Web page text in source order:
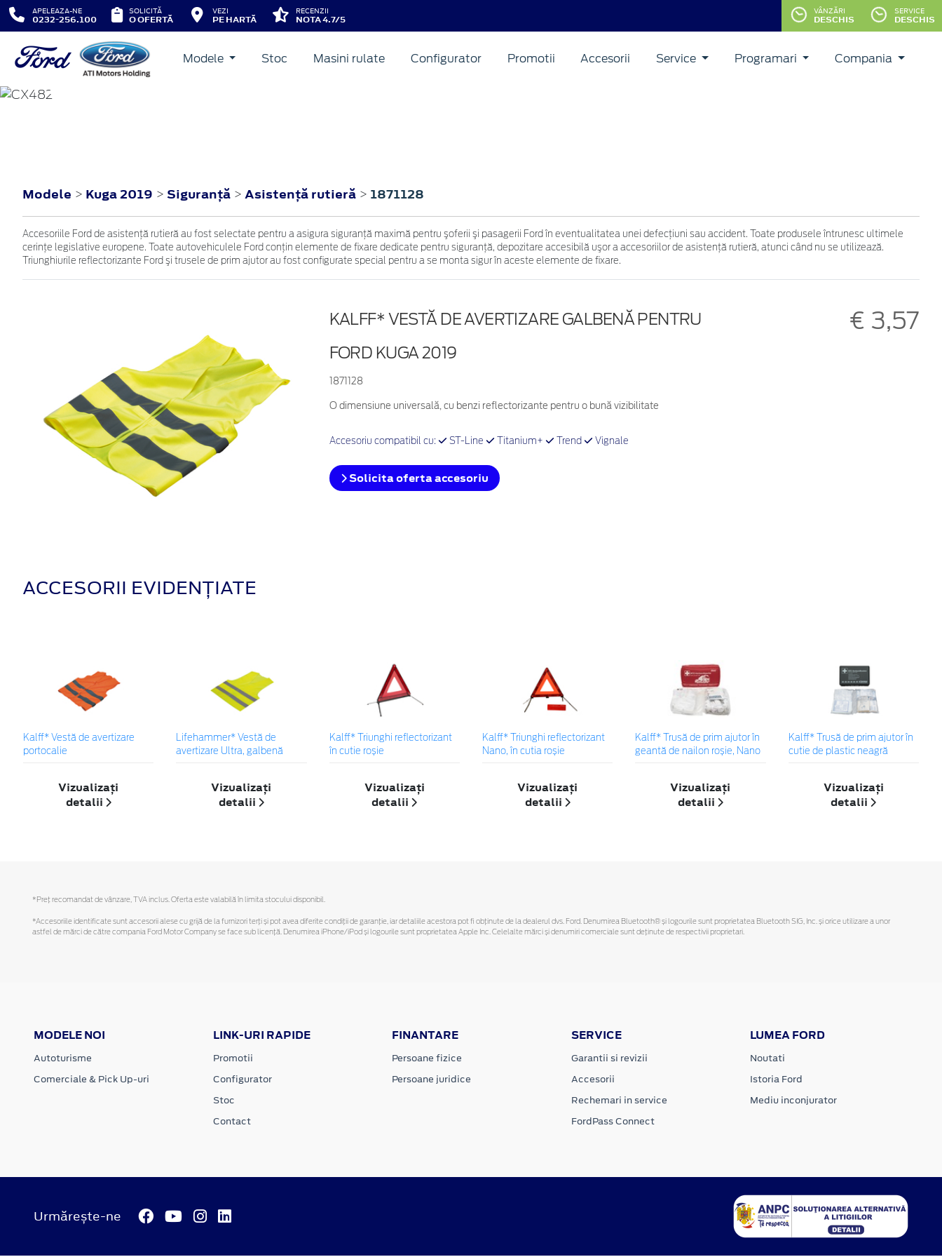
APELEAZA-NE
0232-256.100
SOLICITĂ
O OFERTĂ
VEZI
PE HARTĂ
RECENZII
NOTA 4.7/5
VÂNZĂRI
DESCHIS
SERVICE
DESCHIS
Modele Stoc Masini rulate Configurator Promotii Accesorii Service Programari Compania
KUGA
Modele > Kuga 2019 > Siguranţă > Asistenţă rutieră > 1871128
Accesoriile Ford de asistenţă rutieră au fost selectate pentru a asigura siguranţă maximă pentru şoferii şi pasagerii Ford în eventualitatea unei defecţiuni sau accident. Toate produsele întrunesc ultimele
cerinţe legislative europene. Toate autovehiculele Ford conţin elemente de fixare dedicate pentru siguranţă, depozitare accesibilă uşor a accesoriilor de asistenţă rutieră, atunci când nu se utilizează.
Triunghiurile reflectorizante Ford şi trusele de prim ajutor au fost configurate special pentru a se monta sigur în aceste elemente de fixare.
KALFF* VESTĂ DE AVERTIZARE GALBENĂ PENTRU
FORD KUGA 2019
1871128
€ 3,57
O dimensiune universală, cu benzi reflectorizante pentru o bună vizibilitate
Accesoriu compatibil cu: ST-Line Titanium+ Trend Vignale
Solicita oferta accesoriu
ACCESORII EVIDENȚIATE
Kalff* Vestă de avertizare
portocalie
Vizualizați
detalii
Lifehammer* Vestă de
avertizare Ultra, galbenă
Vizualizați
detalii
Kalff* Triunghi reflectorizant
în cutie roșie
Vizualizați
detalii
Kalff* Triunghi reflectorizant
Nano, în cutia roșie
Vizualizați
detalii
Kalff* Trusă de prim ajutor în
geantă de nailon roșie, Nano
Vizualizați
detalii
Kalff* Trusă de prim ajutor în
cutie de plastic neagră
Vizualizați
detalii
*Preţ recomandat de vânzare, TVA inclus. Oferta este valabilă în limita stocului disponibil.
*Accesoriile identificate sunt accesorii alese cu grijă de la furnizori terți și pot avea diferite condiții de garanție, iar detaliile acestora pot fi obținute de la dealerul dvs. Ford. Denumirea Bluetooth® și logourile sunt proprietatea Bluetooth SIG, Inc. și orice utilizare a unor
astfel de mărci de către compania Ford Motor Company se face sub licență. Denumirea iPhone/iPod și logourile sunt proprietatea Apple Inc. Celelalte mărci și denumiri comerciale sunt deținute de respectivii proprietari.
MODELE NOI
Autoturisme
Comerciale & Pick Up-uri
LINK-URI RAPIDE
Promotii
Configurator
Stoc
Contact
FINANTARE
Persoane fizice
Persoane juridice
SERVICE
Garantii si revizii
Accesorii
Rechemari in service
FordPass Connect
LUMEA FORD
Noutati
Istoria Ford
Mediu inconjurator
Urmărește-ne